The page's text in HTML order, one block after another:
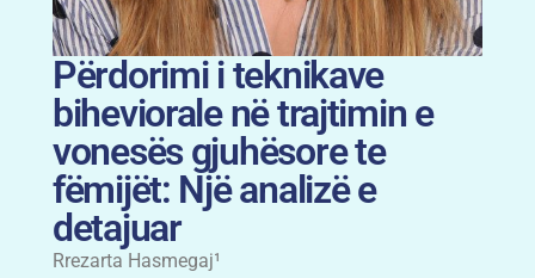
Përdorimi i teknikave
biheviorale në trajtimin e
vonesës gjuhësore te
fëmijët: Një analizë e
detajuar
Rrezarta Hasmegaj¹